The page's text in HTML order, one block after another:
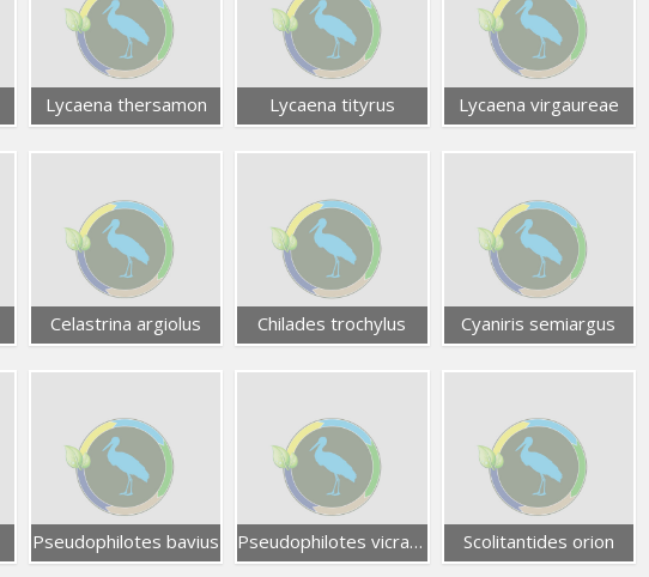
Lycaena thersamon Lycaena tityrus Lycaena virgaureae
Celastrina argiolus Chilades trochylus Cyaniris semiargus
Pseudophilotes bavius Pseudophilotes vicrama Scolitantides orion